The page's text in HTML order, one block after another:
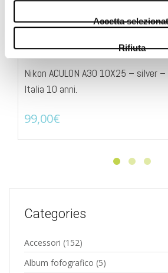
Accetta
Rifiuta
Nikon ACULON A30 10X25 – silver
Italia 10 anni.
99,00€
Categories
Accessori (152)
Album fofografico (5)